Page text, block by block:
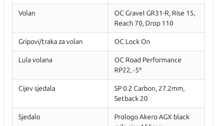
Volan
OC Gravel GR31-R, Rise 15,
Reach 70, Drop 110
Gripovi/traka za volan OC Lock On
Lula volana
OC Road Performance
RP22, -5º
Cijev sjedala
SP 0.2 Carbon, 27.2mm,
Setback 20
Sjedalo
Prologo Akero AGX black